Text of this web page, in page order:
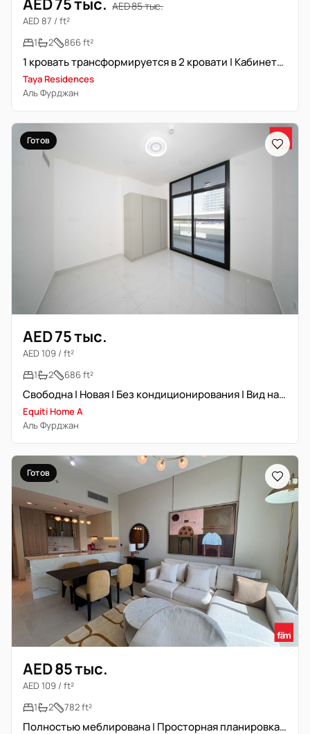
AED 75 тыс. AED 85 тыс.
AED 87 / ft²
1
2 866 ft²
1 кровать трансформируется в 2 кровати | Кабинет/Кладовая | Васту
Taya Residences
Аль Фурджан
Готов
AED 75 тыс.
AED 109 / ft²
1
2 686 ft²
Свободна | Новая | Без кондиционирования | Вид на виллы
Equiti Home A
Аль Фурджан
Готов
AED 85 тыс.
AED 109 / ft²
1
2 782 ft²
Полностью меблирована | Просторная планировка | Высокий этаж